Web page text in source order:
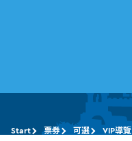
Start 票券 可選 VIP導覽